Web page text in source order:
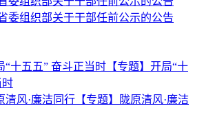
委组织部关于干部任前公示的公告
【专题】开局“十
时
【专题】陇原清风·廉洁